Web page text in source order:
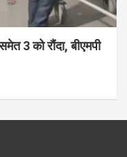
3 को रौंदा, बीएमपी